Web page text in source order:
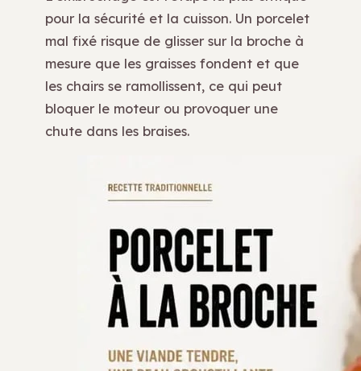
pour la sécurité et la cuisson. Un porcelet
mal fixé risque de glisser sur la broche à
mesure que les graisses fondent et que
les chairs se ramollissent, ce qui peut
bloquer le moteur ou provoquer une
chute dans les braises.